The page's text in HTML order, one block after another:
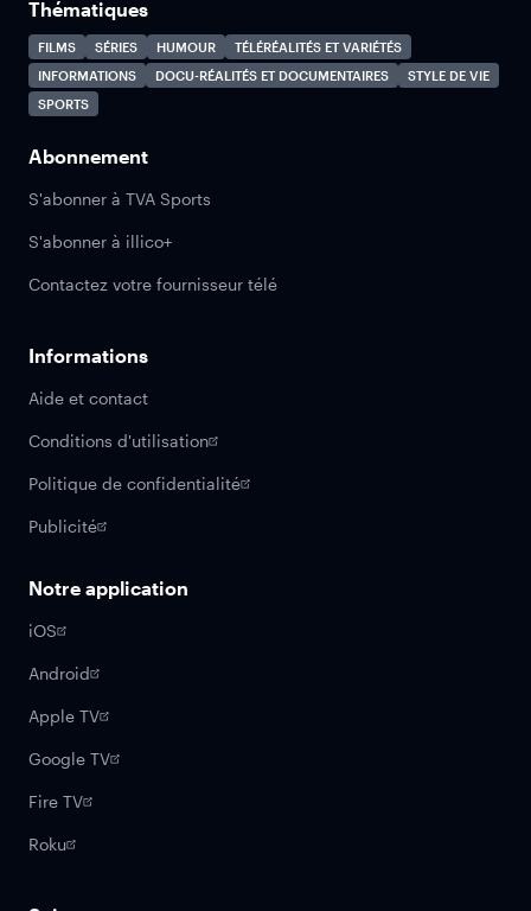
Thématiques
FILMS SÉRIES HUMOUR
TÉLÉRÉALITÉS ET VARIÉTÉS
INFORMATIONS
DOCU-RÉALITÉS ET DOCUMENTAIRES
STYLE DE VIE
SPORTS
Abonnement
S'abonner à TVA Sports
S'abonner à illico+
Contactez votre fournisseur télé
Informations
Aide et contact
Conditions d'utilisation
Politique de confidentialité
Publicité
Notre application
iOS
Android
Apple TV
Google TV
Fire TV
Roku